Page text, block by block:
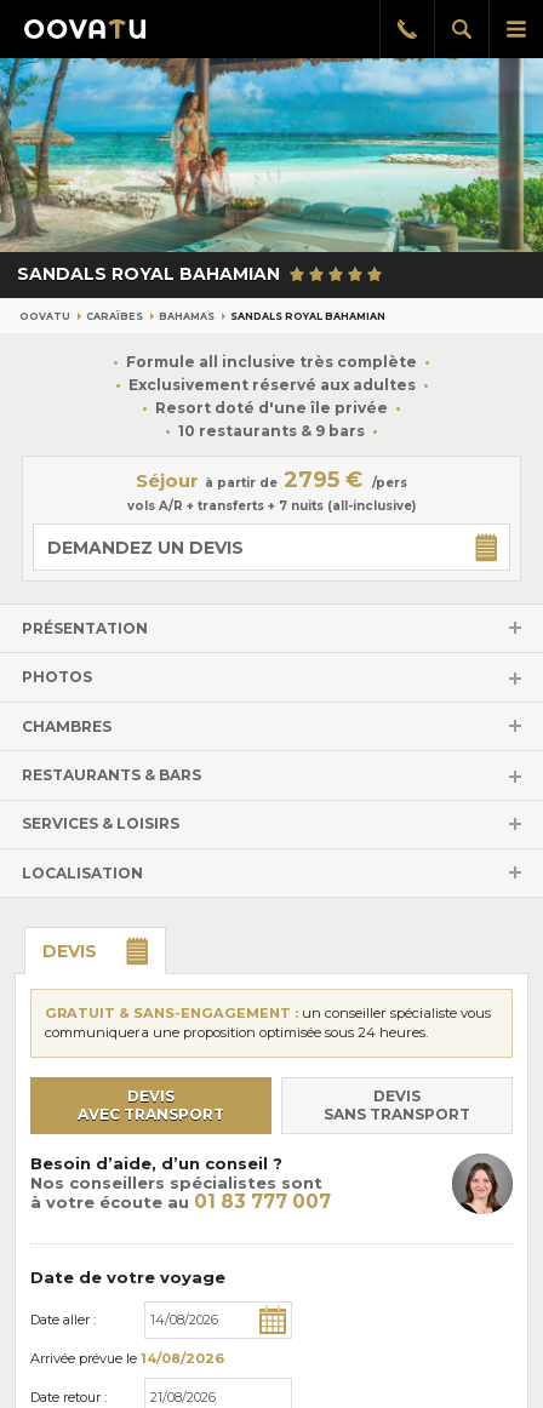
le
Afficher
la
Rappel
gratuit
SANDALS ROYAL BAHAMIAN
OOVATU CARAÏBES BAHAMAS SANDALS ROYAL BAHAMIAN
Formule all inclusive très complète
Exclusivement réservé aux adultes
Resort doté d'une île privée
10 restaurants & 9 bars
Séjour à partir de 2795 €
/pers
vols A/R + transferts + 7 nuits (all-inclusive)
DEMANDEZ UN DEVIS
PRÉSENTATION
PHOTOS
CHAMBRES
RESTAURANTS & BARS
SERVICES & LOISIRS
LOCALISATION
DEVIS
GRATUIT & SANS-ENGAGEMENT : un conseiller spécialiste vous
communiquera une proposition optimisée sous 24 heures.
DEVIS
AVEC TRANSPORT
DEVIS
SANS TRANSPORT
Besoin d’aide, d’un conseil ?
Nos conseillers spécialistes sont
à votre écoute au 01 83 777 007
Date de votre voyage
Date aller :
Arrivée prévue le 14/08/2026
Date retour :